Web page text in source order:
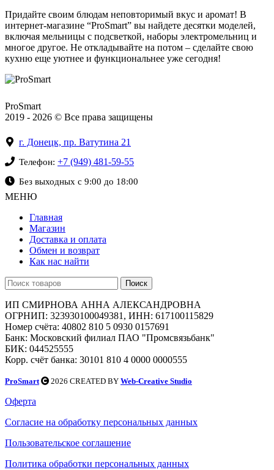
Придайте своим блюдам неповторимый вкус и аромат! В
интернет-магазине “ProSmart” вы найдете десятки моделей,
включая мельницы с подсветкой, наборы электромельниц и
многое другое. Не откладывайте на потом – сделайте свою
кухню еще уютнее и функциональнее уже сегодня!
ProSmart
2019 - 2026 © Все права защищены
г. Донецк, пр. Ватутина 21
Телефон: +7 (949) 481-59-55
Без выходных с 9:00 до 18:00
МЕНЮ
Главная
Магазин
Доставка и оплата
Обмен и возврат
Как нас найти
Поиск
ИП СМИРНОВА АННА АЛЕКСАНДРОВНА
ОГРНИП: 323930100049381, ИНН: 617100115829
Номер счёта: 40802 810 5 0930 0157691
Банк: Московский филиал ПАО "Промсвязьбанк"
БИК: 044525555
Корр. счёт банка: 30101 810 4 0000 0000555
ProSmart 2026 CREATED BY Web-Creative Studio
Оферта
Согласие на обработку персональных данных
Пользовательское соглашение
Политика обработки персональных данных